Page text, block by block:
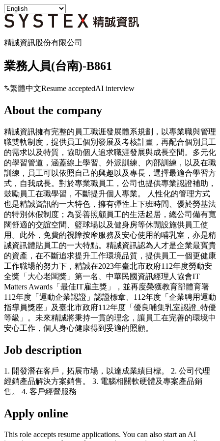
精誠資訊股份有限公司
業務人員(台南)-B861
繁體中文Resume acceptedAI interview
About the company
精誠資訊擁有完整的員工職涯發展體系規劃，以專業職與管理
職雙軌制度，提供員工個別發展及考核計畫，再配合個別員工
的需求以及特質，協助個人追求職涯發展與成長空間。多元化
的學習管道，涵蓋線上學習、外派訓練、內部訓練，以及在職
訓練，員工可以依照自己的興趣以及專長，選擇最適合學習方
式，自我成長。對於專業職員工，公司也提供專業認證補助，
鼓勵員工在職學習，不斷提升個人專業。 人性化的管理方式
也是精誠資訊的一大特色，擁有彈性上下班時間、優於勞基法
的特別休假制度；為妥善照顧員工的生活起居，總公司備有寬
闊舒適的交誼空間、籃球場以及健身房等休閒設施供員工使
用。此外，免費的視障按摩服務及安心使用的哺乳室，亦是精
誠資訊體貼員工的一大特點。精誠資訊認為人才是企業最寶貴
的資產，在不斷追求提升工作環境品質，提供員工一個更健康
工作職場的努力下，精誠在2023年臺北市政府112年度勞動安
全獎「大心老闆獎」第一名、中華民國資訊經理人協會IT
Matters Awards「最佳IT雇主獎」，並再度榮獲教育部體育署
112年度「運動企業認證」認證標章、112年度「企業聘用運動
指導員獎座」及臺北市政府112年度「優良哺集乳室認證_特優
等級」。未來精誠將秉持一貫的理念，讓員工在完善的環境中
安心工作，個人身心健康得到妥適的照顧。
Job description
1. 開發潛在客戶，拓展市場，以達成業績目標。 2. 公司代理
經銷產品解決方案銷售。 3. 電腦相關軟硬體及專案產品銷
售。 4. 客戶經營服務
Apply online
This role accepts resume applications. You can also start an AI